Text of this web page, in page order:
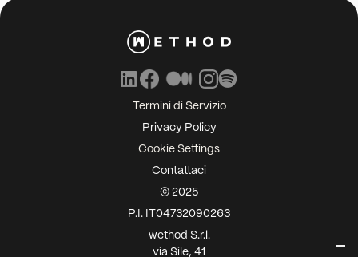
Termini di Servizio
Privacy Policy
Cookie Settings
Contattaci
© 2025
P.I. IT04732090263
wethod S.r.l.
via Sile, 41